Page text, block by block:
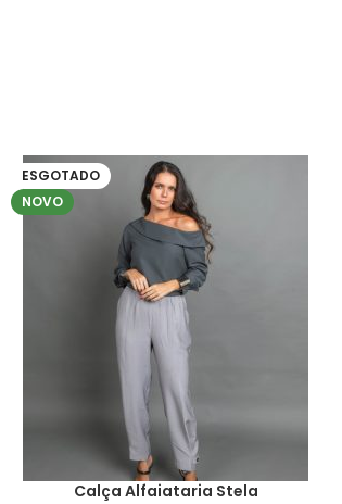
ESGOTADO
NOVO
Calça Alfaiataria Stela